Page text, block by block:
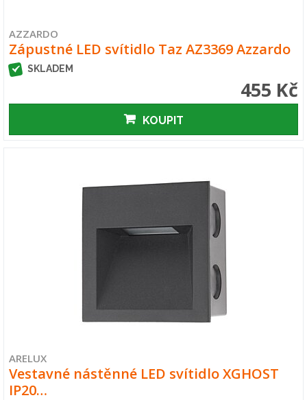
AZZARDO
Zápustné LED svítidlo Taz AZ3369 Azzardo
SKLADEM
455 Kč
KOUPIT
ARELUX
Vestavné nástěnné LED svítidlo XGHOST
IP20…